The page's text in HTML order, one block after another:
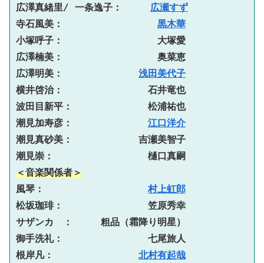
広澤真緒里/ ⼀条逸子： 広瀬すず
寺石風美： 黒木華
小塚呼子：　　　　　　　　　　大塚愛
広澤楠美：　　　　　　　　　　奥菜恵
広澤明美： 浅田美代子
横井啓治：　　　　　　　　　石井竜也
波田目新平：　　　　　　　　松浦祐也
潮見加寿彦： 江口洋介
潮見真砂美：　　　　　　　吉瀬美智子
潮見崇：　　　　　　　　　　樋口真嗣
＜音楽関係者＞
風琴： 村上虹郎
松坂珈琲：　　　　　　　　　笠原秀幸
サザンカ　：　　　粗品（霜降り明星）
御手洗礼：　　　　　　　　　七尾旅人
根岸凡： 北村有起哉